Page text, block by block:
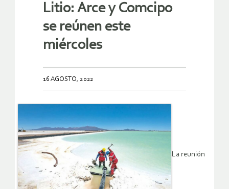
Litio: Arce y Comcipo
se reúnen este
miércoles
16 AGOSTO, 2022
La reunión